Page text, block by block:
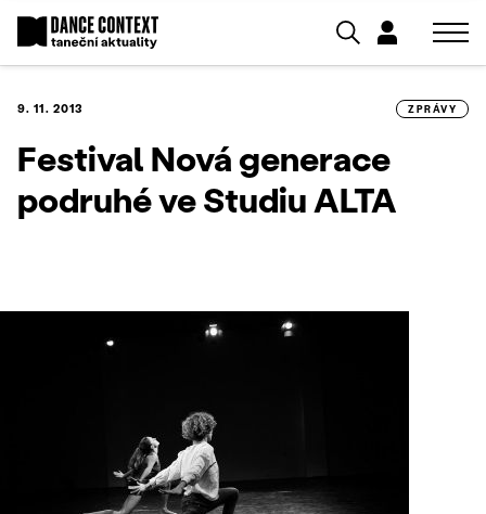
9. 11. 2013 ZPRÁVY
Festival Nová generace
podruhé ve Studiu ALTA